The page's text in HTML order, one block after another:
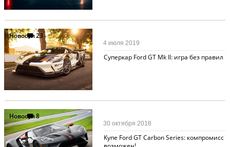
Новости23
Суперкар Ford GT Mk II: игра без правил
4 июля 2019
Новости8
Купе Ford GT Carbon Series: компромисс
30 октября 2018